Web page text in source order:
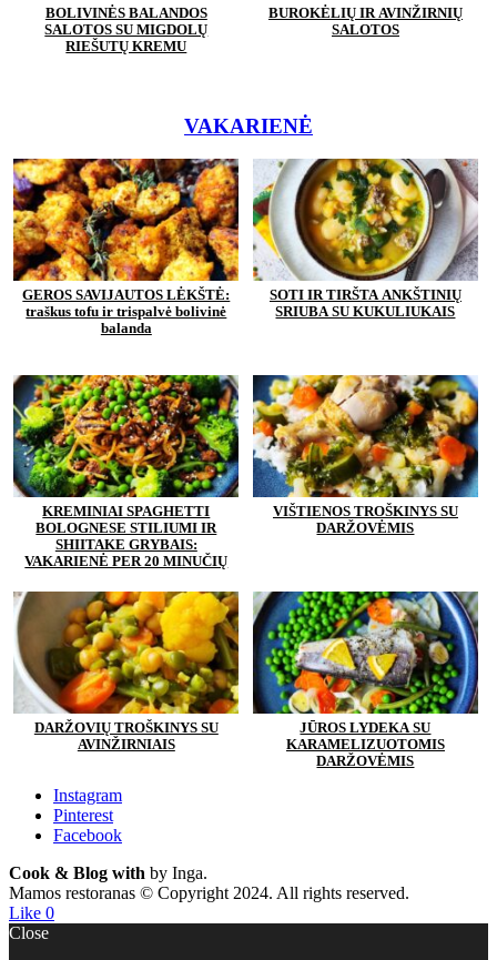
BOLIVINĖS BALANDOS
SALOTOS SU MIGDOLŲ
RIEŠUTŲ KREMU
BUROKĖLIŲ IR AVINŽIRNIŲ
SALOTOS
VAKARIENĖ
GEROS SAVIJAUTOS LĖKŠTĖ:
traškus tofu ir trispalvė bolivinė
balanda
SOTI IR TIRŠTA ANKŠTINIŲ
SRIUBA SU KUKULIUKAIS
KREMINIAI SPAGHETTI
BOLOGNESE STILIUMI IR
SHIITAKE GRYBAIS:
VAKARIENĖ PER 20 MINUČIŲ
VIŠTIENOS TROŠKINYS SU
DARŽOVĖMIS
DARŽOVIŲ TROŠKINYS SU
AVINŽIRNIAIS
JŪROS LYDEKA SU
KARAMELIZUOTOMIS
DARŽOVĖMIS
Instagram
Pinterest
Facebook
Cook & Blog with by Inga.
Mamos restoranas © Copyright 2024. All rights reserved.
Like 0
Close